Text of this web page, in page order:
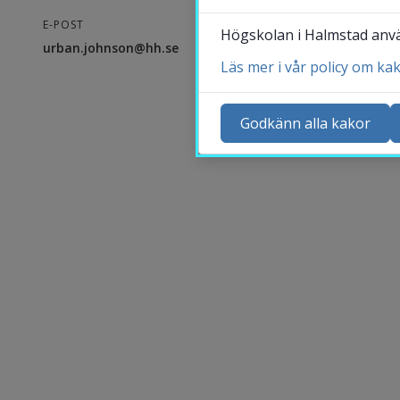
E-POST
urban.johnson@hh.se
Högskolan i Halmstad
Läs mer i vår policy om
Godkänn alla kakor